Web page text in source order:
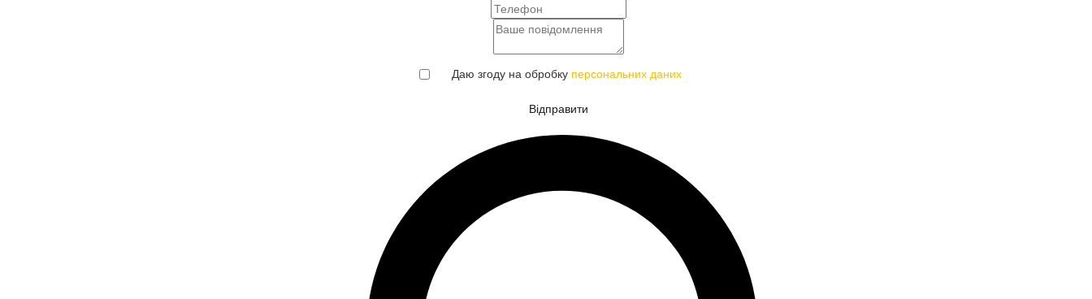
Даю згоду на обробку персональних даних
Відправити